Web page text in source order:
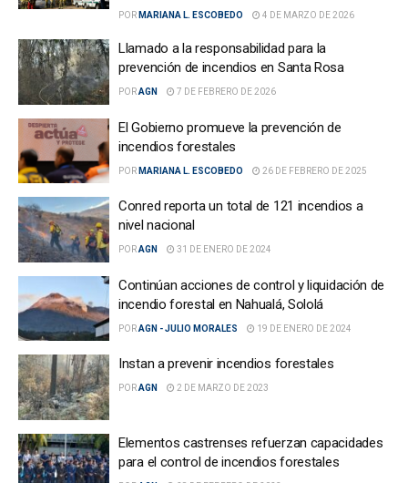
POR MARIANA L. ESCOBEDO 4 DE MARZO DE 2026
Llamado a la responsabilidad para la
prevención de incendios en Santa Rosa
PORAGN 7 DE FEBRERO DE 2026
El Gobierno promueve la prevención de
incendios forestales
POR MARIANA L. ESCOBEDO 26 DE FEBRERO DE 2025
Conred reporta un total de 121 incendios a
nivel nacional
PORAGN 31 DE ENERO DE 2024
Continúan acciones de control y liquidación de
incendio forestal en Nahualá, Sololá
PORAGN - JULIO MORALES 19 DE ENERO DE 2024
Instan a prevenir incendios forestales
PORAGN 2 DE MARZO DE 2023
Elementos castrenses refuerzan capacidades
para el control de incendios forestales